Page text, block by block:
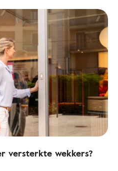
versterkte wekkers?